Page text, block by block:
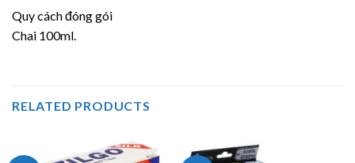
Quy cách đóng gói
Chai 100ml.
RELATED PRODUCTS